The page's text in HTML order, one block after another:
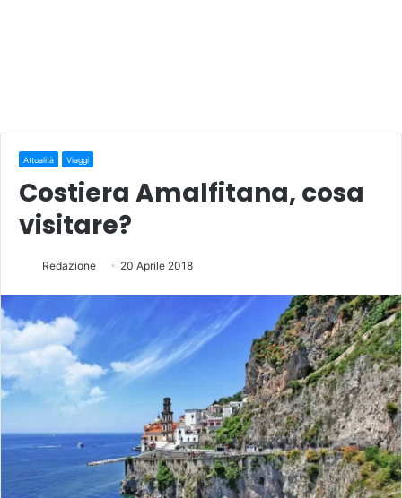
Attualità Viaggi
Costiera Amalfitana, cosa
visitare?
Redazione 20 Aprile 2018